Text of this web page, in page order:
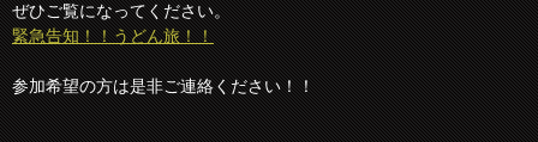
ぜひご覧になってください。
緊急告知！！うどん旅！！
参加希望の方は是非ご連絡ください！！